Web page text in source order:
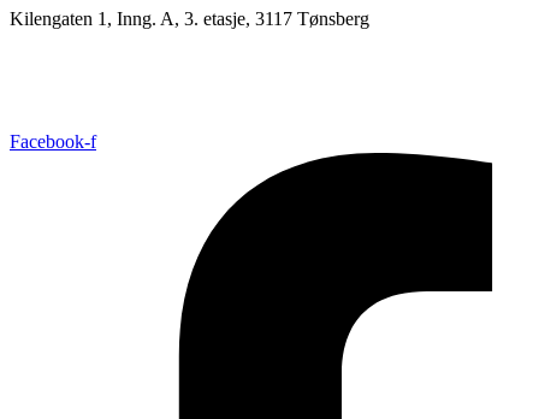
Kilengaten 1, Inng. A, 3. etasje, 3117 Tønsberg
Facebook-f